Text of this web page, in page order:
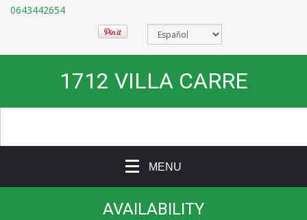
0643442654
1712 VILLA CARRE
MENU
AVAILABILITY